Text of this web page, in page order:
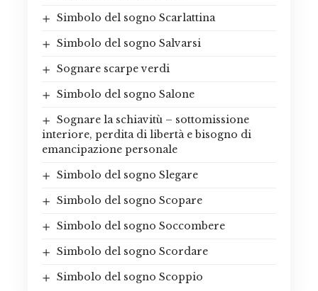
Simbolo del sogno Scarlattina
Simbolo del sogno Salvarsi
Sognare scarpe verdi
Simbolo del sogno Salone
Sognare la schiavitù – sottomissione
interiore, perdita di libertà e bisogno di
emancipazione personale
Simbolo del sogno Slegare
Simbolo del sogno Scopare
Simbolo del sogno Soccombere
Simbolo del sogno Scordare
Simbolo del sogno Scoppio